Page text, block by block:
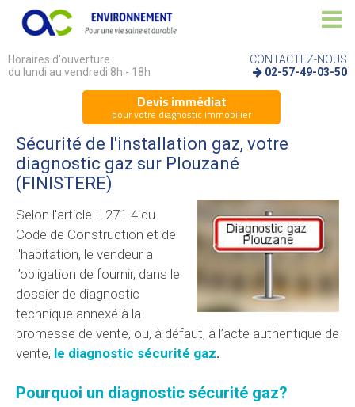
Horaires d'ouverture
du lundi au vendredi 8h - 18h
CONTACTEZ-NOUS
02-57-49-03-50
Devis immédiat
pour votre diagnostic immobilier
Sécurité de l'installation gaz, votre
diagnostic gaz sur Plouzané
(FINISTERE)
Selon l'article L 271-4 du
Code de Construction et de
l'habitation, le vendeur a
l’obligation de fournir, dans le
dossier de diagnostic
technique annexé à la
promesse de vente, ou, à défaut, à l’acte authentique de
vente, le diagnostic sécurité gaz.
Pourquoi un diagnostic sécurité gaz?